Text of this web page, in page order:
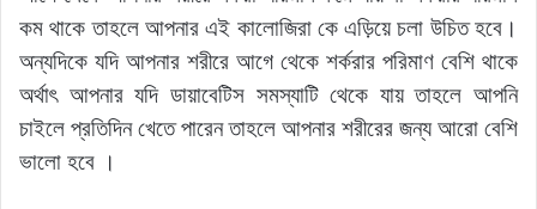
কম থাকে তাহলে আপনার এই কালোজিরা কে এড়িয়ে চলা উচিত হবে।
অন্যদিকে যদি আপনার শরীরে আগে থেকে শর্করার পরিমাণ বেশি থাকে
অর্থাৎ আপনার যদি ডায়াবেটিস সমস্যাটি থেকে যায় তাহলে আপনি
চাইলে প্রতিদিন খেতে পারেন তাহলে আপনার শরীরের জন্য আরো বেশি
ভালো হবে ।